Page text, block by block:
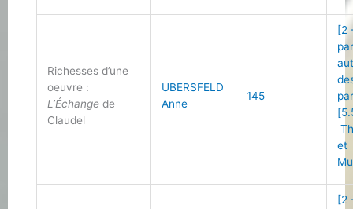
Richesses d’une
oeuvre :
L’Échange de
Claudel
UBERSFELD
Anne
145
[2
et
[2